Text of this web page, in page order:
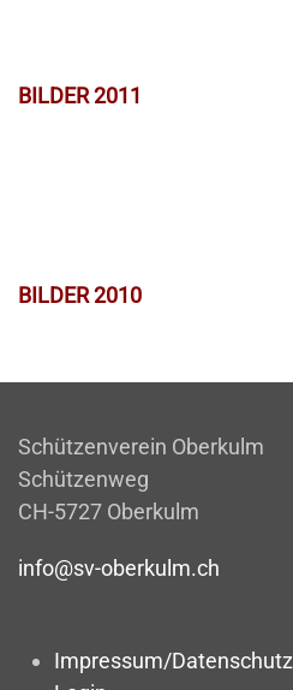
BILDER 2011
BILDER 2010
Schützenverein Oberkulm
Schützenweg
CH-5727 Oberkulm
info@sv-oberkulm.ch
Impressum/Datenschutz